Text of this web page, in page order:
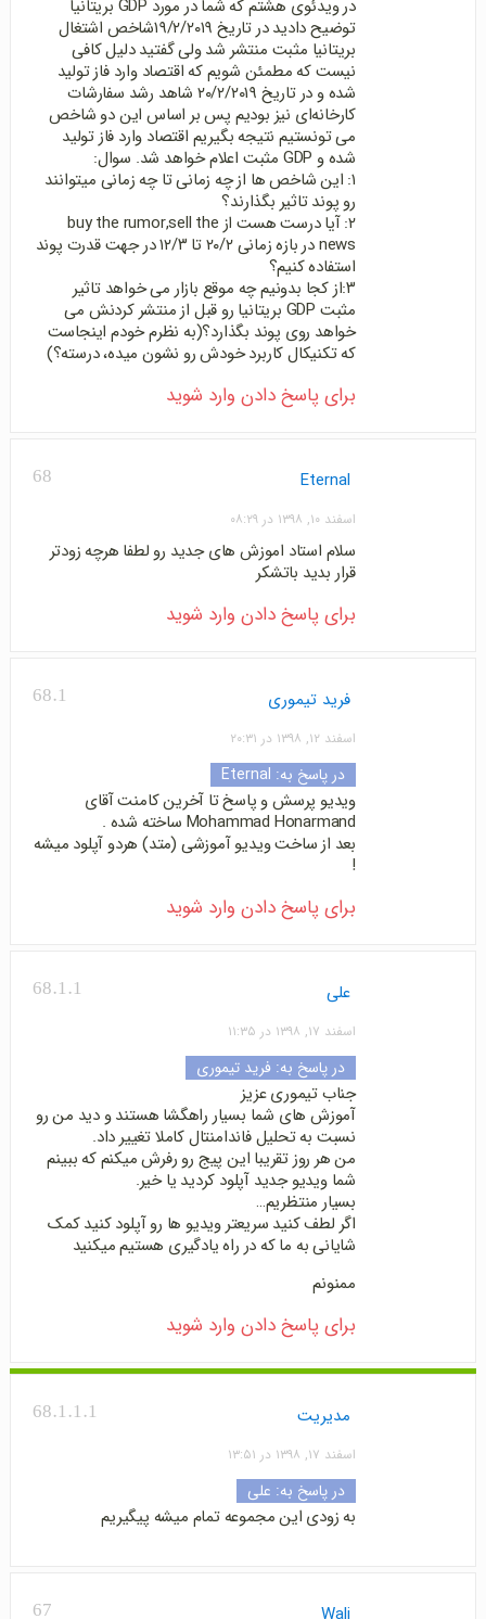
در ویدئوی هشتم که شما در مورد GDP بریتانیا
توضیح دادید در تاریخ ۱۹/۲/۲۰۱۹شاخص اشتغال
بریتانیا مثبت منتشر شد ولی گفتید دلیل کافی
نیست که مطمئن شویم که اقتصاد وارد فاز تولید
شده و در تاریخ ۲۰/۲/۲۰۱۹ شاهد رشد سفارشات
کارخانه‌ای نیز بودیم پس بر اساس این دو شاخص
می تونستیم نتیجه بگیریم اقتصاد وارد فاز تولید
شده و GDP مثبت اعلام خواهد شد. سوال:
۱: این شاخص ها از چه زمانی تا چه زمانی میتوانند
رو پوند تاثیر بگذارند؟
۲: آیا درست هست از buy the rumor,sell the
news در بازه زمانی ۲۰/۲ تا ۱۲/۳ در جهت قدرت پوند
استفاده کنیم؟
۳:از کجا بدونیم چه موقع بازار می خواهد تاثیر
مثبت GDP بریتانیا رو قبل از منتشر کردنش می
خواهد روی پوند بگذارد؟(به نظرم خودم اینجاست
که تکنیکال کاربرد خودش رو نشون میده، درسته؟)
برای پاسخ دادن وارد شوید
68 Eternal
اسفند ۱۰, ۱۳۹۸ در ۰۸:۲۹
سلام استاد اموزش های جدید رو لطفا هرچه زودتر
قرار بدید باتشکر
برای پاسخ دادن وارد شوید
68.1 فرید تیموری
اسفند ۱۲, ۱۳۹۸ در ۲۰:۳۱
در پاسخ به: Eternal
ویدیو پرسش و پاسخ تا آخرین کامنت آقای
Mohammad Honarmand ساخته شده .
بعد از ساخت ویدیو آموزشی (متد) هردو آپلود میشه
!
برای پاسخ دادن وارد شوید
68.1.1 علی
اسفند ۱۷, ۱۳۹۸ در ۱۱:۳۵
در پاسخ به: فرید تیموری
جناب تیموری عزیز
آموزش های شما بسیار راهگشا هستند و دید من رو
نسبت به تحلیل فاندامنتال کاملا تغییر داد.
من هر روز تقریبا این پیج رو رفرش میکنم که ببینم
شما ویدیو جدید آپلود کردید یا خیر.
بسیار منتظریم…
اگر لطف کنید سریعتر ویدیو ها رو آپلود کنید کمک
شایانی به ما که در راه یادگیری هستیم میکنید
ممنونم
برای پاسخ دادن وارد شوید
68.1.1.1 مدیریت
اسفند ۱۷, ۱۳۹۸ در ۱۳:۵۱
در پاسخ به: علی
به زودی این مجموعه تمام میشه پیگیریم
67